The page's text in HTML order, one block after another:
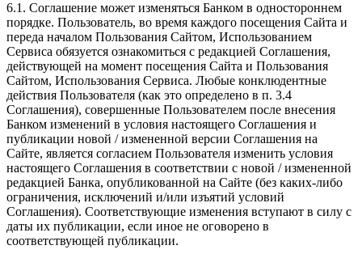
6.1. Соглашение может изменяться Банком в одностороннем
порядке. Пользователь, во время каждого посещения Сайта и
переда началом Пользования Сайтом, Использованием
Сервиса обязуется ознакомиться с редакцией Соглашения,
действующей на момент посещения Сайта и Пользования
Сайтом, Использования Сервиса. Любые конклюдентные
действия Пользователя (как это определено в п. 3.4
Соглашения), совершенные Пользователем после внесения
Банком изменений в условия настоящего Соглашения и
публикации новой / измененной версии Соглашения на
Сайте, является согласием Пользователя изменить условия
настоящего Соглашения в соответствии с новой / измененной
редакцией Банка, опубликованной на Сайте (без каких-либо
ограничения, исключений и/или изъятий условий
Соглашения). Соответствующие изменения вступают в силу с
даты их публикации, если иное не оговорено в
соответствующей публикации.